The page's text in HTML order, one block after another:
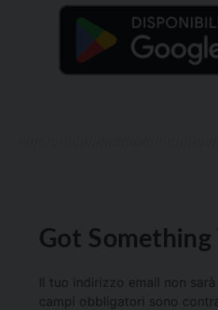
Got Something
Il tuo indirizzo email non
campi obbligatori sono